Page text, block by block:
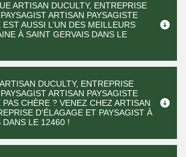
ARTISAN DUCULTY, ENTREPRISE
ARTISAN PAYSAGISTE
AUSSI L’UN DES MEILLEURS
À SAINT GERVAIS DANS LE
DUCULTY, ENTREPRISE
ARTISAN PAYSAGISTE
CHÈRE ? VENEZ CHEZ ARTISAN
D'ÉLAGAGE ET PAYSAGIST À
DANS LE 12460 !